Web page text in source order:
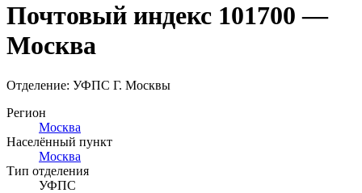
Почтовый индекс 101700 —
Москва
Отделение: УФПС Г. Москвы
Регион
Москва
Населённый пункт
Москва
Тип отделения
УФПС